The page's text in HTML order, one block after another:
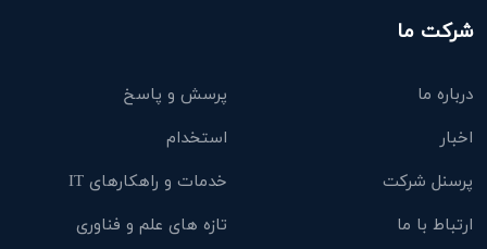
شرکت ما
درباره ما
پرسش و پاسخ
اخبار
استخدام
پرسنل شرکت
خدمات و راهکارهای IT
ارتباط با ما
تازه های علم و فناوری